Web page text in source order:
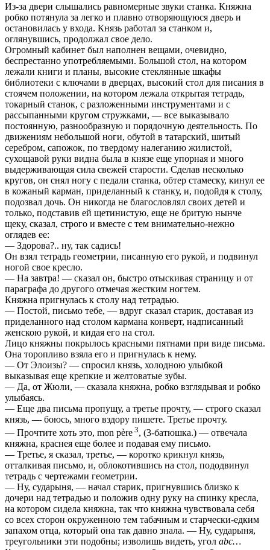
Из-за двери слышались равномерные звуки станка. Княжна
робко потянула за легко и плавно отворяющуюся дверь и
остановилась у входа. Князь работал за станком и,
оглянувшись, продолжал свое дело.
Огромный кабинет был наполнен вещами, очевидно,
беспрестанно употребляемыми. Большой стол, на котором
лежали книги и планы, высокие стеклянные шкафы
библиотеки с ключами в дверцах, высокий стол для писания в
стоячем положении, на котором лежала открытая тетрадь,
токарный станок, с разложенными инструментами и с
рассыпанными кругом стружками, — все выказывало
постоянную, разнообразную и порядочную деятельность. По
движениям небольшой ноги, обутой в татарский, шитый
серебром, сапожок, по твердому налеганию жилистой,
сухощавой руки видна была в князе еще упорная и много
выдерживающая сила свежей старости. Сделав несколько
кругов, он снял ногу с педали станка, обтер стамеску, кинул ее
в кожаный карман, приделанный к станку, и, подойдя к столу,
подозвал дочь. Он никогда не благословлял своих детей и
только, подставив ей щетинистую, еще не бритую нынче
щеку, сказал, строго и вместе с тем внимательно-нежно
оглядев ее:
— Здорова?.. ну, так садись!
Он взял тетрадь геометрии, писанную его рукой, и подвинул
ногой свое кресло.
— На завтра! — сказал он, быстро отыскивая страницу и от
параграфа до другого отмечая жестким ногтем.
Княжна пригнулась к столу над тетрадью.
— Постой, письмо тебе, — вдруг сказал старик, доставая из
приделанного над столом кармана конверт, надписанный
женскою рукой, и кидая его на стол.
Лицо княжны покрылось красными пятнами при виде письма.
Она торопливо взяла его и пригнулась к нему.
— От Элоизы? — спросил князь, холодною улыбкой
выказывая еще крепкие и желтоватые зубы.
— Да, от Жюли, — сказала княжна, робко взглядывая и робко
улыбаясь.
— Еще два письма пропущу, а третье прочту, — строго сказал
князь, — боюсь, много вздору пишете. Третье прочту.
— Прочтите хоть это, mon père 3, (3-батюшка.) — отвечала
княжна, краснея еще более и подавая ему письмо.
— Третье, я сказал, третье, — коротко крикнул князь,
отталкивая письмо, и, облокотившись на стол, пододвинул
тетрадь с чертежами геометрии.
— Ну, сударыня, — начал старик, пригнувшись близко к
дочери над тетрадью и положив одну руку на спинку кресла,
на котором сидела княжна, так что княжна чувствовала себя
со всех сторон окруженною тем табачным и старчески-едким
запахом отца, который она так давно знала. — Ну, сударыня,
треугольники эти подобны; изволишь видеть, угол abc…